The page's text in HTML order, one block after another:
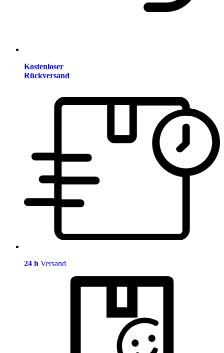
Kostenloser
Rückversand
24 h Versand